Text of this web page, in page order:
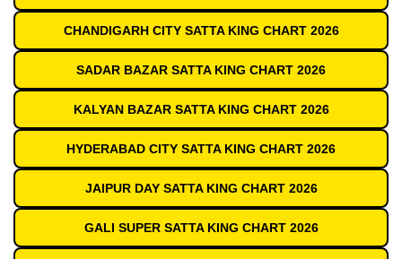
CHANDIGARH CITY SATTA KING CHART 2026
SADAR BAZAR SATTA KING CHART 2026
KALYAN BAZAR SATTA KING CHART 2026
HYDERABAD CITY SATTA KING CHART 2026
JAIPUR DAY SATTA KING CHART 2026
GALI SUPER SATTA KING CHART 2026